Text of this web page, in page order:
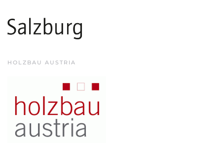
HOLZBAU AUSTRIA